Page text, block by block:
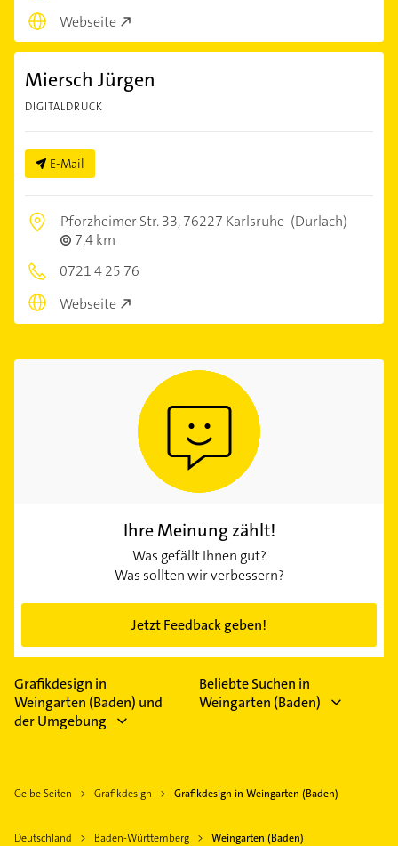
Webseite
Miersch Jürgen
DIGITALDRUCK
E-Mail
Pforzheimer Str. 33,76227 Karlsruhe (Durlach)
7,4 km
0721 4 25 76
Webseite
Ihre Meinung zählt!
Was gefällt Ihnen gut?
Was sollten wir verbessern?
Jetzt Feedback geben!
Grafikdesign in
Weingarten (Baden) und
der Umgebung
Beliebte Suchen in
Weingarten (Baden)
Gelbe Seiten Grafikdesign Grafikdesign in Weingarten (Baden)
Deutschland Baden-Württemberg Weingarten (Baden)